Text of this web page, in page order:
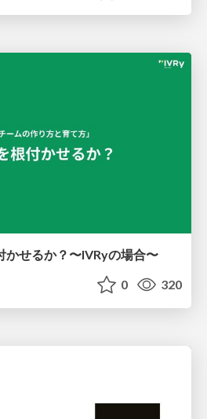
かせるか？〜IVRyの場合〜
0 320